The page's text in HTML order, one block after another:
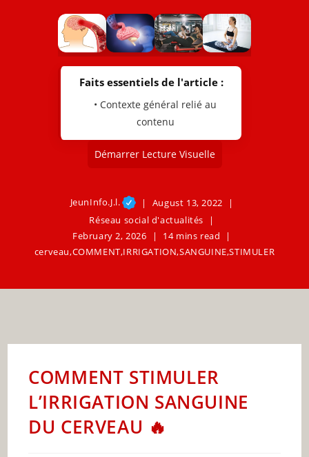
Faits essentiels de l'article :
• Contexte général relié au
contenu
Démarrer Lecture Visuelle
JeunInfo.J.l.
August 13, 2022
Réseau social d'actualités
February 2, 2026
14 mins read
cerveau,COMMENT,IRRIGATION,SANGUINE,STIMULER
COMMENT STIMULER
L’IRRIGATION SANGUINE
DU CERVEAU 🔥